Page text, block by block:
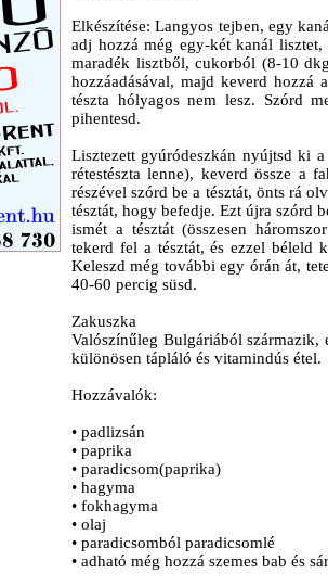
Elkészítése: Langyos tejben, egy
adj hozzá még egy-két kanál
maradék lisztből, cukorból (8-10
hozzáadásával, majd keverd
tészta hólyagos nem lesz. Szórd
pihentesd.
Lisztezett gyúródeszkán nyújtsd ki
rétestészta lenne), keverd össze a
részével szórd be a tésztát, önts rá
tésztát, hogy befedje. Ezt újra szórd
ismét a tésztát (összesen
tekerd fel a tésztát, és ezzel béleld
Keleszd még további egy órán át,
40-60 percig süsd.
Zakuszka
Valószínűleg Bulgáriából
különösen tápláló és vitamindús étel.
Hozzávalók:
• padlizsán
• paprika
• paradicsom(paprika)
• hagyma
• fokhagyma
• olaj
• paradicsomból paradicsomlé
• adható még hozzá szemes bab és